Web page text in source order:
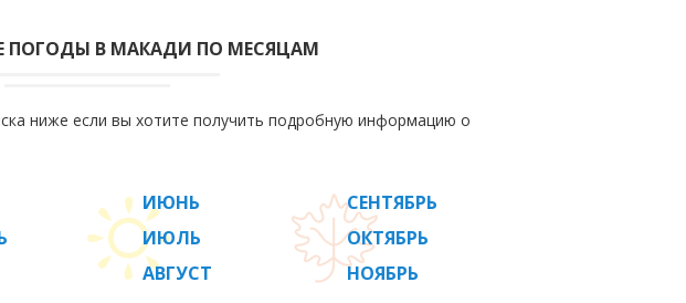
ПОГОДЫ В МАКАДИ ПО МЕСЯЦАМ
ниже если вы хотите получить подробную информацию о
ИЮНЬ
ИЮЛЬ
АВГУСТ
СЕНТЯБРЬ
ОКТЯБРЬ
НОЯБРЬ